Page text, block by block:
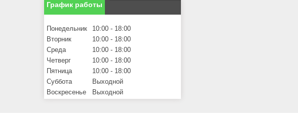
График работы
Понедельник 10:00
18:00
Вторник
10:00
18:00
Среда
10:00
18:00
Четверг
10:00
18:00
Пятница
10:00
18:00
Суббота
Выходной
Воскресенье
Выходной